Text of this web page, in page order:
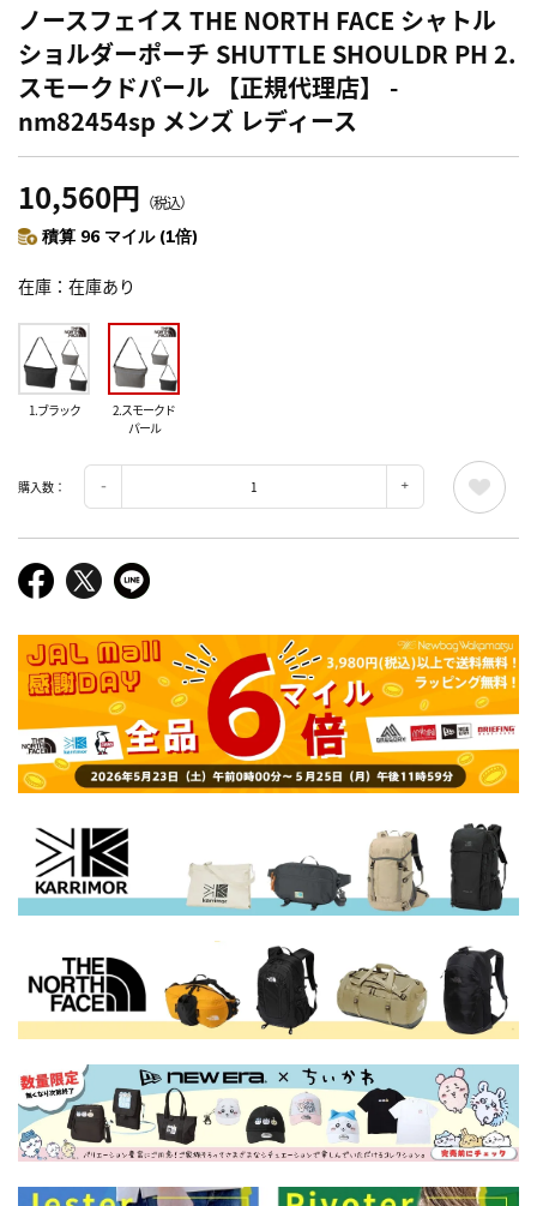
ノースフェイス THE NORTH FACE シャトル
ショルダーポーチ SHUTTLE SHOULDR PH 2.
スモークドパール 【正規代理店】 -
nm82454sp メンズ レディース
10,560円 （税込）
積算 96 マイル (1倍)
在庫 在庫あり
1.ブラック
2.スモークド
パール
購入数：